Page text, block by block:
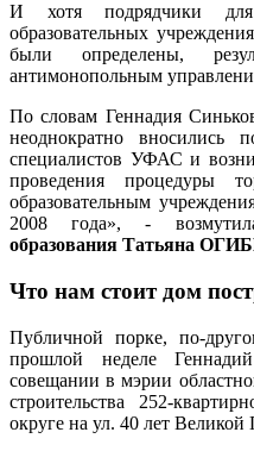
И хотя подрядчики
образовательных
были определены,
антимонопольным
По словам Геннадия
неоднократно вносились
специалистов УФАС и
проведения процедуры
образовательным
2008 года», -
образования Татьяна
Что нам стоит дом
Публичной порке, по-
прошлой неделе
совещании в мэрии
строительства 252-
округе на ул. 40 лет